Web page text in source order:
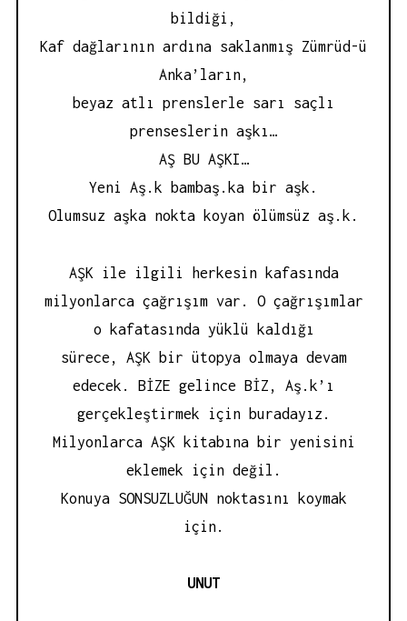
bildiği,
Kaf dağlarının ardına saklanmış Zümrüd-ü
Anka’ların,
beyaz atlı prenslerle sarı saçlı
prenseslerin aşkı…
AŞ BU AŞKI…
Yeni Aş.k bambaş.ka bir aşk.
Olumsuz aşka nokta koyan ölümsüz aş.k.
AŞK ile ilgili herkesin kafasında
milyonlarca çağrışım var. O çağrışımlar
o kafatasında yüklü kaldığı
sürece, AŞK bir ütopya olmaya devam
edecek. BİZE gelince BİZ, Aş.k’ı
gerçekleştirmek için buradayız.
Milyonlarca AŞK kitabına bir yenisini
eklemek için değil.
Konuya SONSUZLUĞUN noktasını koymak
için.
UNUT